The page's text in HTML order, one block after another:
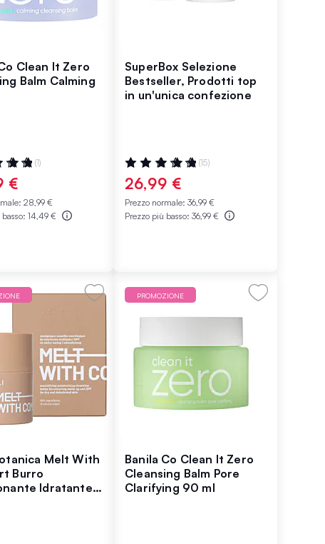
Clean It Zero
Balm Calming
(1)
€
28,99 €
14,49 €
SuperBox Selezione
Bestseller, Prodotti top
in un'unica confezione
Valutazione:
100%
(15)
26,99 €
Prezzo normale: 36,99 €
Prezzo più basso: 36,99 €
Melt With
Burro
Idratante
PROMOZIONE
Banila Co Clean It Zero
Cleansing Balm Pore
Clarifying 90 ml